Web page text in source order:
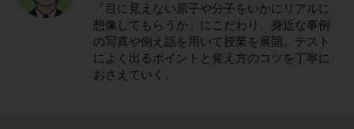
「目に見えない原子や分子をいかにリアルに
想像してもらうか」にこだわり、身近な事例
の写真や例え話を用いて授業を展開。テスト
によく出るポイントと覚え方のコツを丁寧に
おさえていく。